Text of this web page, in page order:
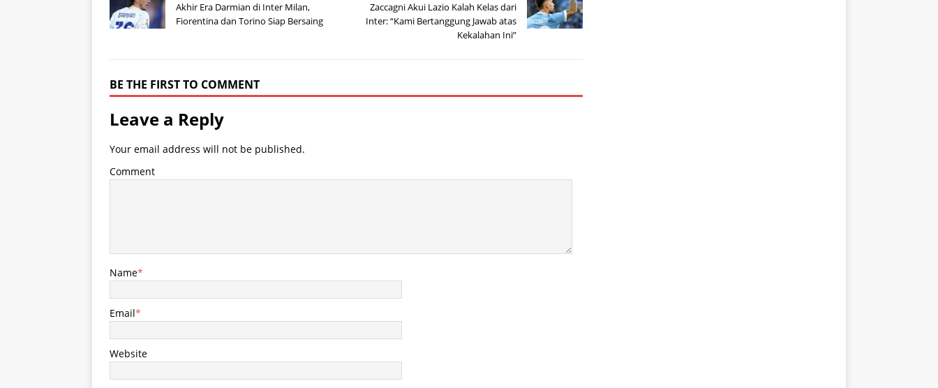
Akhir Era Darmian di Inter Milan,
Fiorentina dan Torino Siap Bersaing
Zaccagni Akui Lazio Kalah Kelas dari
Inter: “Kami Bertanggung Jawab atas
Kekalahan Ini”
BE THE FIRST TO COMMENT
Leave a Reply
Your email address will not be published.
Comment
Name*
Email*
Website